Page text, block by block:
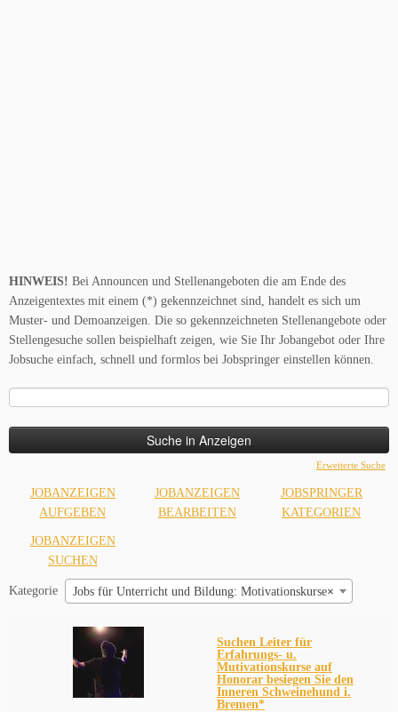
HINWEIS! Bei Announcen und Stellenangeboten die am Ende des
Anzeigentextes mit einem (*) gekennzeichnet sind, handelt es sich um
Muster- und Demoanzeigen. Die so gekennzeichneten Stellenangebote oder
Stellengesuche sollen beispielhaft zeigen, wie Sie Ihr Jobangebot oder Ihre
Jobsuche einfach, schnell und formlos bei Jobspringer einstellen können.
Erweiterte Suche
JOBANZEIGEN
AUFGEBEN
JOBANZEIGEN
BEARBEITEN
JOBSPRINGER
KATEGORIEN
JOBANZEIGEN
SUCHEN
Kategorie ×
Jobs für Unterricht und Bildung: Motivationskurse
Suchen Leiter für
Erfahrungs- u.
Mutivationskurse auf
Honorar besiegen Sie den
Inneren Schweinehund i.
Bremen*